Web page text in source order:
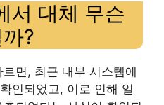
서 대체 무슨
?
면, 최근 내부 시스템에
인되었고, 이로 인해 일